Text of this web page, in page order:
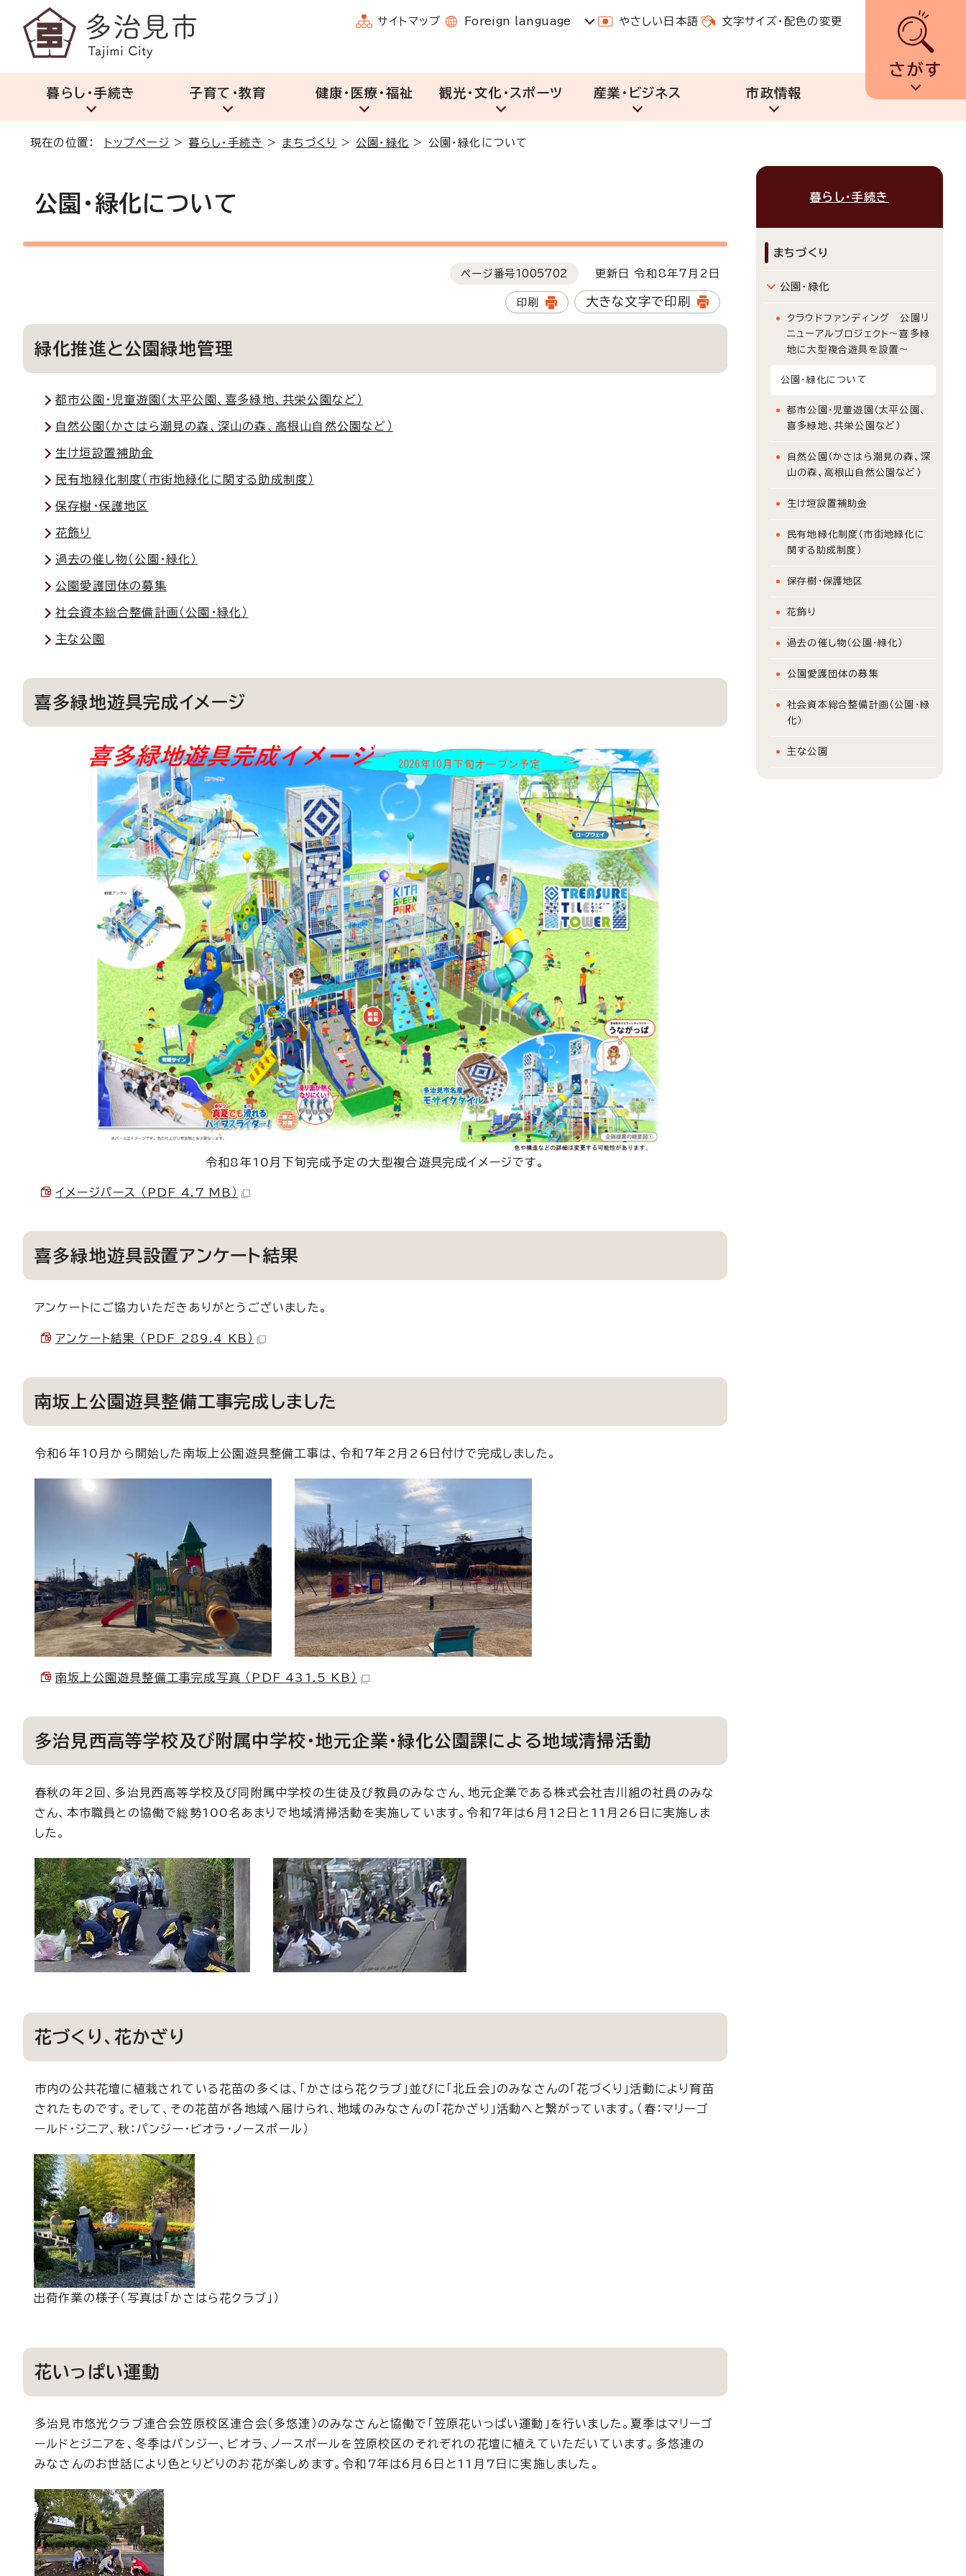
サイトマップ Foreign language やさしい日本語 文字サイズ・配色の変更
さがす
暮らし・手続き 子育て・教育 健康・医療・福祉 観光・文化・スポーツ 産業・ビジネス 市政情報
現在の位置： トップページ >暮らし・手続き > まちづくり >公園・緑化 > 公園・緑化について
公園・緑化について
ページ番号1005702 更新日 令和8年7月2日
印刷 大きな文字で印刷
緑化推進と公園緑地管理
都市公園・児童遊園（太平公園、喜多緑地、共栄公園など）
自然公園（かさはら潮見の森、深山の森、高根山自然公園など）
生け垣設置補助金
民有地緑化制度（市街地緑化に関する助成制度）
保存樹・保護地区
花飾り
過去の催し物（公園・緑化）
公園愛護団体の募集
社会資本総合整備計画（公園・緑化）
主な公園
喜多緑地遊具完成イメージ
令和8年10月下旬完成予定の大型複合遊具完成イメージです。
イメージパース （PDF 4.7 MB）
喜多緑地遊具設置アンケート結果
アンケートにご協力いただきありがとうございました。
アンケート結果 （PDF 289.4 KB）
南坂上公園遊具整備工事完成しました
令和6年10月から開始した南坂上公園遊具整備工事は、令和7年2月26日付けで完成しました。
南坂上公園遊具整備工事完成写真 （PDF 431.5 KB）
多治見西高等学校及び附属中学校・地元企業・緑化公園課による地域清掃活動
春秋の年2回、多治見西高等学校及び同附属中学校の生徒及び教員のみなさん、地元企業である株式会社吉川組の社員のみな
さん、本市職員との協働で総勢100名あまりで地域清掃活動を実施しています。令和7年は6月12日と11月26日に実施しま
した。
花づくり、花かざり
市内の公共花壇に植栽されている花苗の多くは、「かさはら花クラブ」並びに「北丘会」のみなさんの「花づくり」活動により育苗
されたものです。そして、その花苗が各地域へ届けられ、地域のみなさんの「花かざり」活動へと繋がっています。（春：マリーゴ
ールド・ジニア、秋：パンジー・ビオラ・ノースポール）
出荷作業の様子（写真は「かさはら花クラブ」）
花いっぱい運動
多治見市悠光クラブ連合会笠原校区連合会（多悠連）のみなさんと協働で「笠原花いっぱい運動」を行いました。夏季はマリーゴ
ールドとジニアを、冬季はパンジー、ビオラ、ノースポールを笠原校区のそれぞれの花壇に植えていただいています。多悠連の
みなさんのお世話により色とりどりのお花が楽しめます。令和7年は6月6日と11月7日に実施しました。
暮らし・手続き
まちづくり
公園・緑化
クラウドファンディング 公園リ
ニューアルプロジェクト～喜多緑
地に大型複合遊具を設置～
公園・緑化について
都市公園・児童遊園（太平公園、
喜多緑地、共栄公園など）
自然公園（かさはら潮見の森、深
山の森、高根山自然公園など）
生け垣設置補助金
民有地緑化制度（市街地緑化に
関する助成制度）
保存樹・保護地区
花飾り
過去の催し物（公園・緑化）
公園愛護団体の募集
社会資本総合整備計画（公園・緑
化）
主な公園